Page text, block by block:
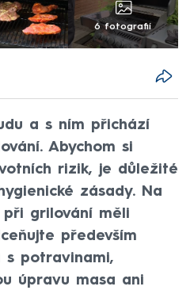
6 fotografií
a s ním přichází
Abychom si
rizik, je důležité
zásady. Na
grilování měli
především
s potravinami,
úpravu masa ani